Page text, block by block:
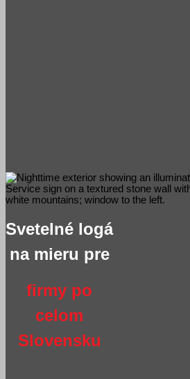
Svetelné logá
na mieru pre
firmy po
celom
Slovensku